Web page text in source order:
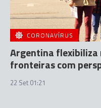
CORONAVÍRUS
Argentina flexibiliza
fronteiras com
22 Set 01:21